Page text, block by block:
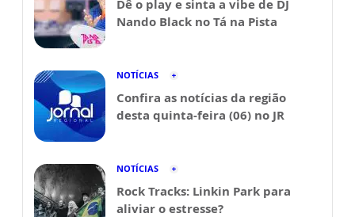
Dê o play e sinta a vibe de DJ
Nando Black no Tá na Pista
NOTÍCIAS
Confira as notícias da região
desta quinta-feira (06) no JR
NOTÍCIAS
Rock Tracks: Linkin Park para
aliviar o estresse?